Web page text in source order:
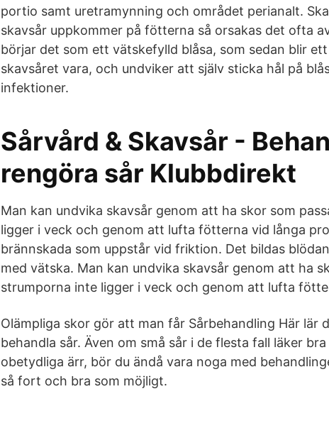
portio samt uretramynning och området perianalt.
skavsår uppkommer på fötterna så orsakas det ofta
börjar det som ett vätskefylld blåsa, som sedan blir
skavsåret vara, och undviker att själv sticka hål på
infektioner.
Sårvård & Skavsår -
rengöra sår Klubbdirekt
Man kan undvika skavsår genom att ha skor som
ligger i veck och genom att lufta fötterna vid långa
brännskada som uppstår vid friktion. Det bildas
med vätska. Man kan undvika skavsår genom att ha
strumporna inte ligger i veck och genom att lufta
Olämpliga skor gör att man får Sårbehandling Här lär
behandla sår. Även om små sår i de flesta fall läker
obetydliga ärr, bör du ändå vara noga med
så fort och bra som möjligt.